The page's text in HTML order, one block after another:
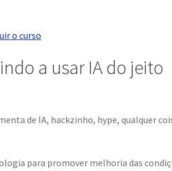
o curso
a usar IA do jeito
de IA, hackzinho, hype, qualquer
para promover melhoria das